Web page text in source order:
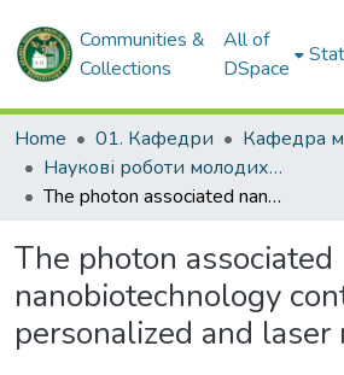
Communities &
Collections
All of
DSpace
Home 01. Кафедри
Наукові роботи молодих дослідників. Кафедра медичної та біоорганічної хімії
The photon associated nanobiotechnology contribution to personalized and laser medicine
The photon associated
nanobiotechnology
personalized and laser